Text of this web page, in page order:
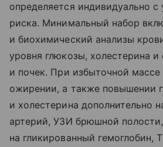
определяется индивидуально
риска. Минимальный набор
и биохимический анализы
уровня глюкозы, холестерина и
и почек. При избыточной массе
ожирении, а также повышении
и холестерина дополнительно
артерий, УЗИ брюшной
на гликированный гемоглобин,